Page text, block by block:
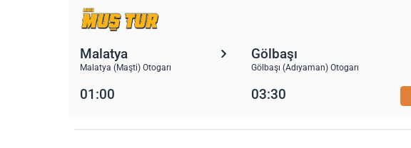
Malatya
Malatya (Maşti) Otogarı
Gölbaşı
Gölbaşı (Adıyaman) Otogarı
01:00 03:30